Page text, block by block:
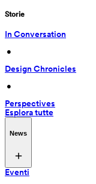
Storie
In Conversation
•
Design Chronicles
•
Perspectives
Esplora tutte
News
Eventi